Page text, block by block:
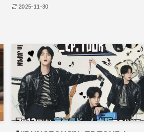
2025-11-30